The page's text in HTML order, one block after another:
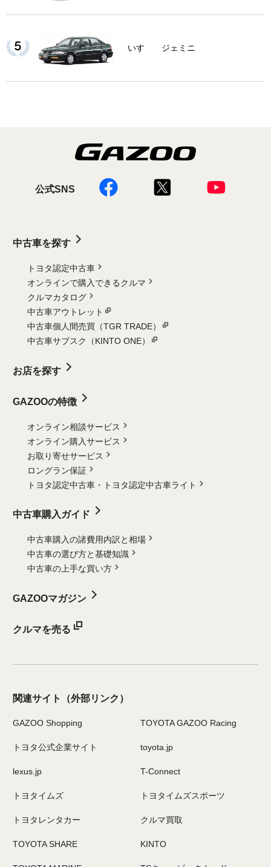
いすゞ ジェミニ
公式SNS
中古車を探す
トヨタ認定中古車
オンラインで購入できるクルマ
クルマカタログ
中古車アウトレット
中古車個人間売買（TGR TRADE）
中古車サブスク（KINTO ONE）
お店を探す
GAZOOの特徴
オンライン相談サービス
オンライン購入サービス
お取り寄せサービス
ロングラン保証
トヨタ認定中古車・
トヨタ認定中古車ライト
中古車購入ガイド
中古車購入の諸費用内訳と相場
中古車の選び方と基礎知識
中古車の上手な買い方
GAZOOマガジン
クルマを売る
関連サイト （外部リンク）
GAZOO Shopping TOYOTA GAZOO Racing
トヨタ公式企業サイト toyota.jp
lexus.jp T-Connect
トヨタイムズ トヨタイムズスポーツ
トヨタレンタカー クルマ買取
TOYOTA SHARE KINTO